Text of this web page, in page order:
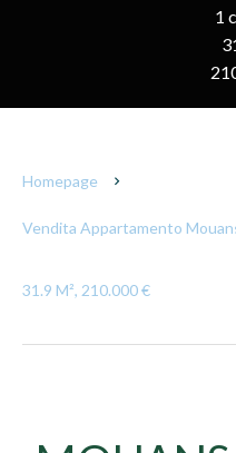
1
Homepage
Vendita Appartamento
31.9 M², 210.000 €